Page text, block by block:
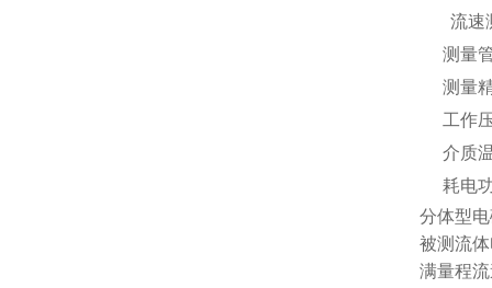
流速
测量
测量
工作
介质
耗电
分体型
被测流
满量程